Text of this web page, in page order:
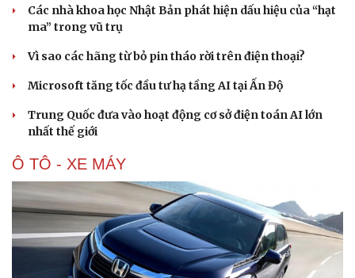
Các nhà khoa học Nhật Bản phát hiện dấu hiệu của “hạt
ma” trong vũ trụ
Vì sao các hãng từ bỏ pin tháo rời trên điện thoại?
Microsoft tăng tốc đầu tư hạ tầng AI tại Ấn Độ
Trung Quốc đưa vào hoạt động cơ sở điện toán AI lớn
nhất thế giới
Ô TÔ - XE MÁY